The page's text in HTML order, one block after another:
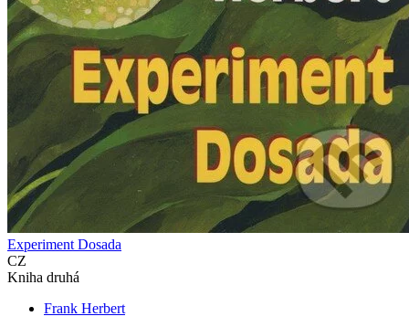
Experiment Dosada
CZ
Kniha druhá
Frank Herbert